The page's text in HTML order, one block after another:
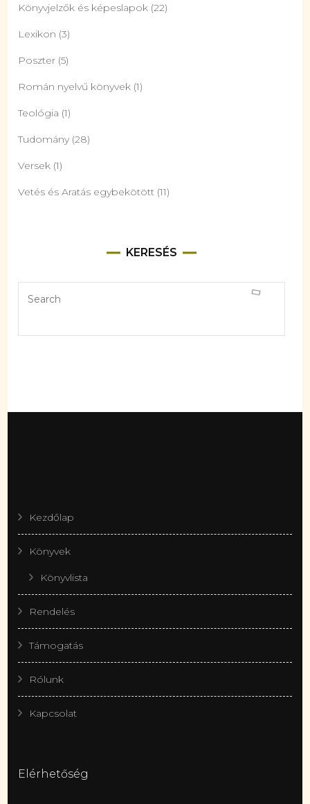
Könyvjelzők és képeslapok (22)
Lexikon (3)
Poszter (5)
Román nyelvű könyvek (1)
Teológia (1)
Tudomány (28)
Versek (1)
Vetés és Aratás egybekötött (11)
KERESÉS
Kezdőlap
Könyvek
Könyvlista
Rendelés
Támogatás
Rólunk
Kapcsolat
Elérhetőség